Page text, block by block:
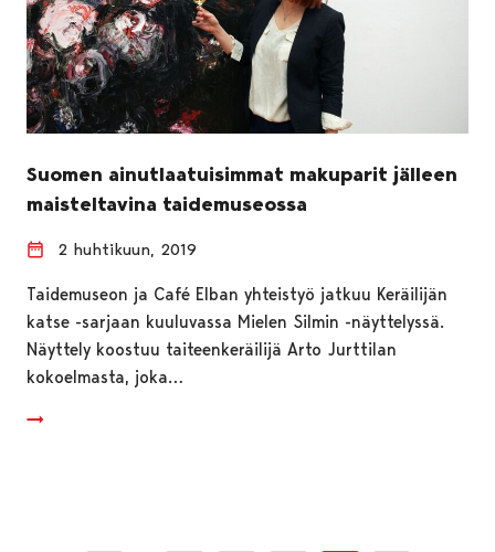
Suomen ainutlaatuisimmat makuparit jälleen
maisteltavina taidemuseossa
2 huhtikuun, 2019
Taidemuseon ja Café Elban yhteistyö jatkuu Keräilijän
katse -sarjaan kuuluvassa Mielen Silmin -näyttelyssä.
Näyttely koostuu taiteenkeräilijä Arto Jurttilan
kokoelmasta, joka…